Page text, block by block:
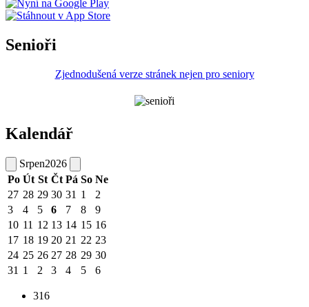
Senioři
Zjednodušená verze stránek nejen pro seniory
Kalendář
Srpen2026
Po Út St Čt Pá So Ne
27 28 29 30 31 1
2
3
4 5 6 7 8
9
10 11 12 13 14 15 16
17 18 19 20 21 22 23
24 25 26 27 28 29 30
31 1 2 3 4 5 6
316